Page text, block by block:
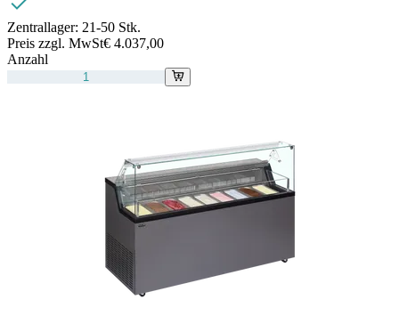
Zentrallager: 21-50 Stk.
Preis zzgl. MwSt€ 4.037,00
Anzahl